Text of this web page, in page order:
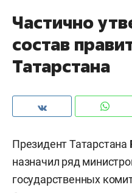
Частично
состав
Татарстана​
Президент Татарстана
назначил ряд
государственных